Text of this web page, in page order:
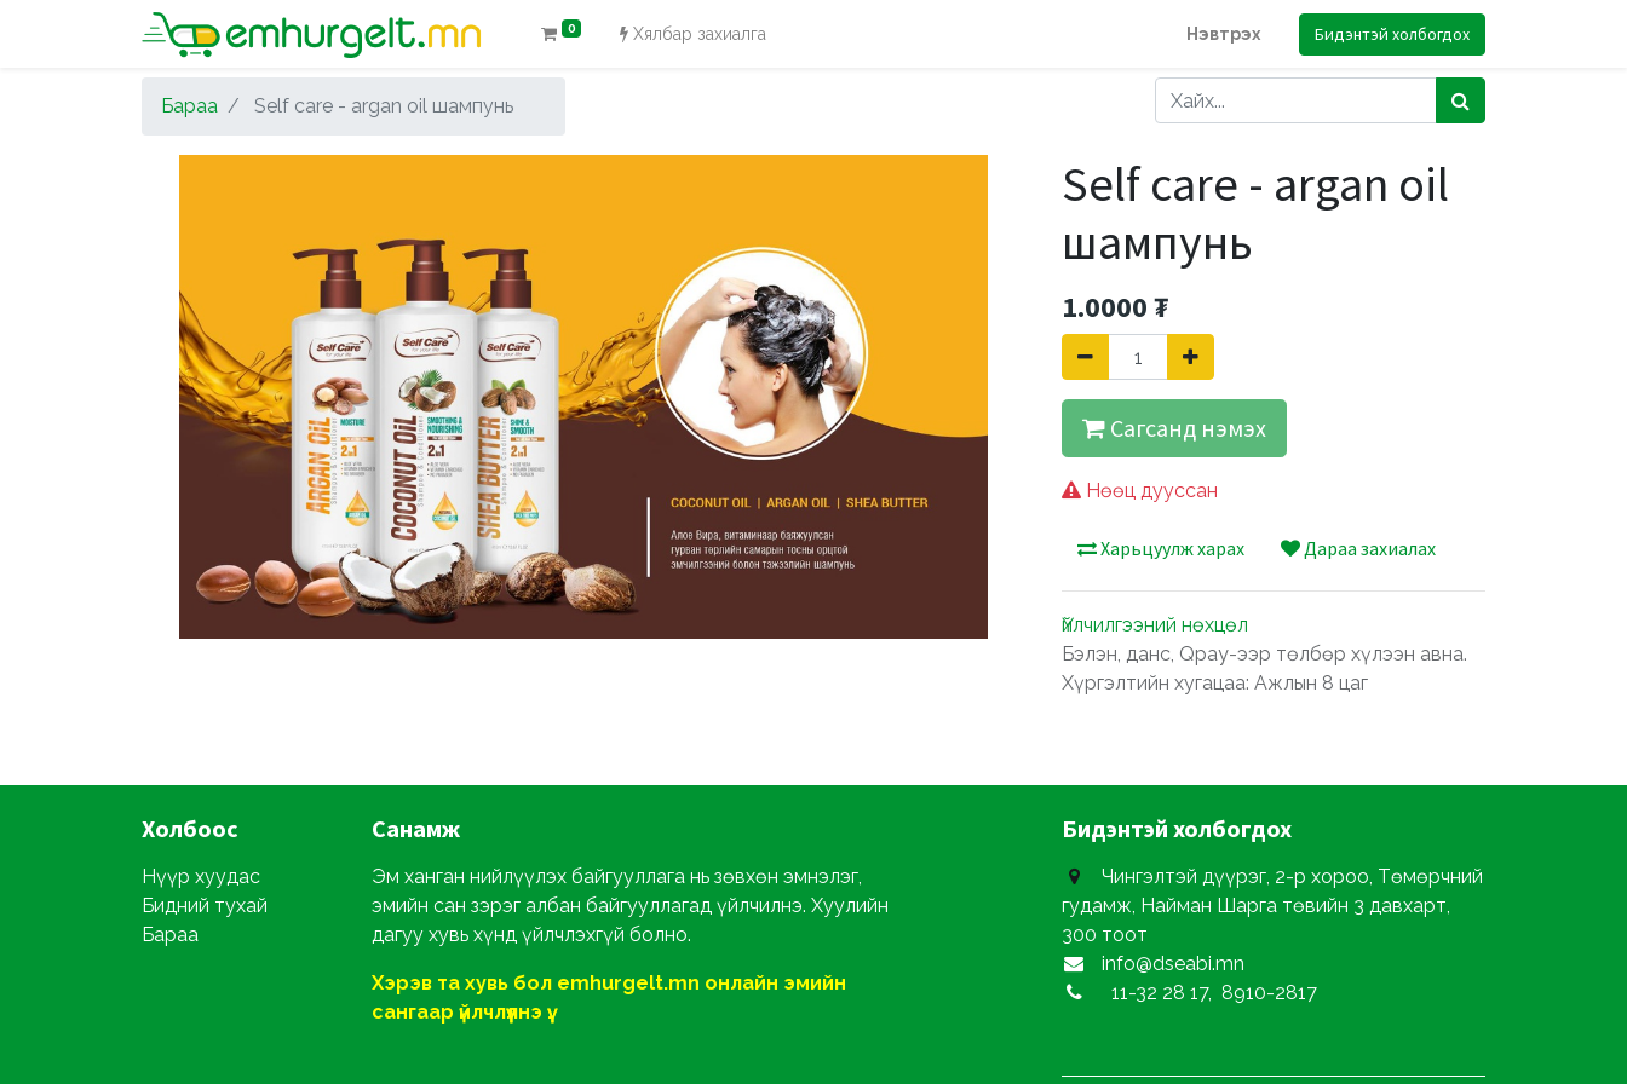
0 Хялбар захиалга Нэвтрэх Бидэнтэй холбогдох
Бараа Self care - argan oil шампунь
Self care - argan oil
шампунь
1.0000₮
Сагсанд нэмэх
Нөөц дууссан
Харьцуулж харах Дараа захиалах
Үйлчилгээний нөхцөл
Бэлэн, данс, Qpay-ээр төлбөр хүлээн авна.
Хүргэлтийн хугацаа: Ажлын 8 цаг
Холбоос
Нүүр хуудас
Бидний тухай
Бараа
Санамж
Эм ханган нийлүүлэх байгууллага нь зөвхөн эмнэлэг,
эмийн сан зэрэг албан байгууллагад үйлчилнэ. Хуулийн
дагуу хувь хүнд үйлчлэхгүй болно.
Хэрэв та хувь бол emhurgelt.mn онлайн эмийн
сангаар үйлчлүүлнэ үү.
Бидэнтэй холбогдох
Чингэлтэй дүүрэг, 2-р хороо, Төмөрчний
гудамж, Найман Шарга төвийн 3 давхарт,
300 тоот
info@dseabi.mn
11-32 28 17, 8910-2817